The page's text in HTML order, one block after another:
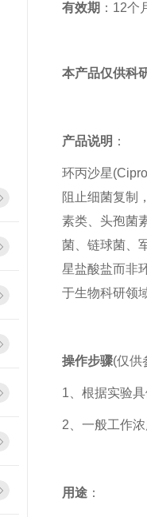
有效期 ：12个
本产品仅供科
产品说明 ：
环丙沙星
阻止细菌复制
素类、头孢菌
菌、链球菌、
星盐酸盐而非
于生物科研领
操作步骤(仅供
1、根据实验具
2、一般工作
用途 ：